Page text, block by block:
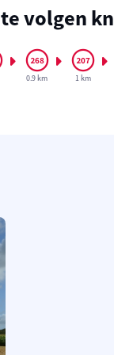
te volgen
0.9 km 1 km